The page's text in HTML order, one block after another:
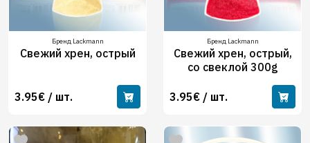
Бренд Lackmann
Свежий хрен, острый
3.95€ / шт.
Бренд Lackmann
Свежий хрен, острый,
со свеклой 300g
3.95€ / шт.